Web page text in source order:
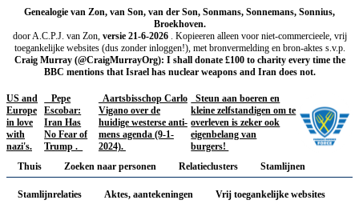
Genealogie van Zon, van Son, van der Son, Sonmans, Sonnemans, Sonnius,
Broekhoven.
door A.C.P.J. van Zon, versie 21-6-2026 . Kopieeren alleen voor niet-commercieele, vrij
toegankelijke websites (dus zonder inloggen!), met bronvermelding en bron-aktes s.v.p.
Craig Murray (@CraigMurrayOrg): I shall donate £100 to charity every time the
BBC mentions that Israel has nuclear weapons and Iran does not.
US and
Europe
in love
with
nazi's.
Pepe
Escobar:
Iran Has
No Fear of
Trump .
Aartsbisschop Carlo
Vigano over de
huidige westerse anti-
mens agenda (9-1-
2024).
Steun aan boeren en
kleine zelfstandigen om te
overleven is zeker ook
eigenbelang van
burgers!
Thuis
Zoeken naar personen Relatieclusters Stamlijnen
Stamlijnrelaties Aktes, aantekeningen Vrij toegankelijke websites